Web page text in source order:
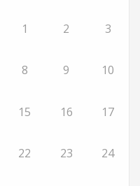
1 2 3
8 9 10
15 16 17
22 23 24